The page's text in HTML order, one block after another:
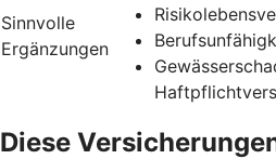
Sinnvolle
Ergänzungen
Diese